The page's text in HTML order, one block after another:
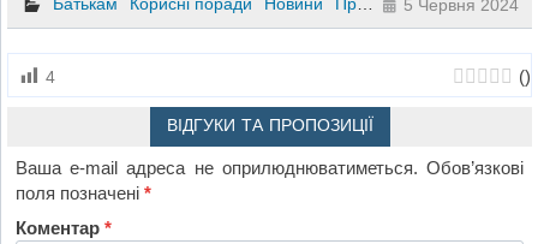
5 Червня 2024
4 ()
ВІДГУКИ ТА ПРОПОЗИЦІЇ
Ваша e-mail адреса не оприлюднюватиметься. Обов’язкові
поля позначені*
Коментар*